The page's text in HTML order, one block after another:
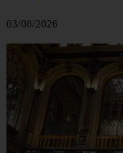
03/08/2026